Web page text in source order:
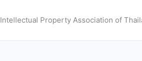
Intellectual Property Association of